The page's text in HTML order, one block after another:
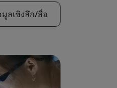
ลเชิงลึก/สื่อ